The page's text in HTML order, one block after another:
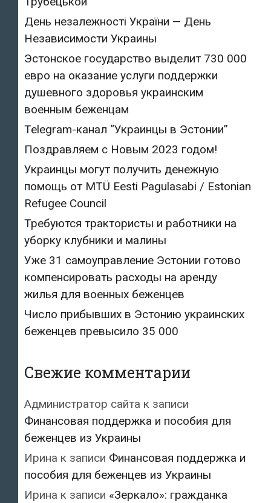
День незалежності України — День
Независимости Украины
Эстонское государство выделит 730 000
евро на оказание услуги поддержки
душевного здоровья украинским
военным беженцам
Telegram-канал “Украинцы в Эстонии”
Поздравляем с Новым 2023 годом!
Украинцы могут получить денежную
помощь от MTÜ Eesti Pagulasabi / Estonian
Refugee Council
Требуются трактористы и работники на
уборку клубники и малины
Уже 31 самоуправление Эстонии готово
компенсировать расходы на аренду
жилья для военных беженцев
Число прибывших в Эстонию украинских
беженцев превысило 35 000
Свежие комментарии
Администратор сайта к записи
Финансовая поддержка и пособия для
беженцев из Украины
Ирина к записи Финансовая поддержка и
пособия для беженцев из Украины
Ирина к записи «Зеркало»: гражданка